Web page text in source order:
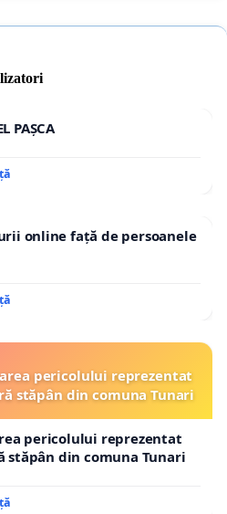
PAȘCA
online față de persoanele
pericolului reprezentat
stăpân din comuna Tunari
pericolului reprezentat
stăpân din comuna Tunari